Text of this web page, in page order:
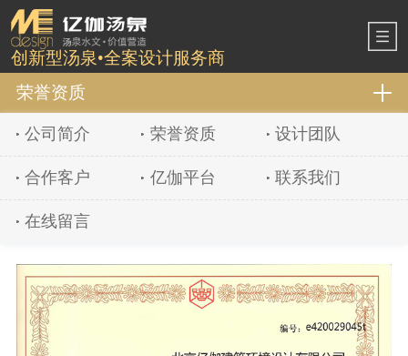
创新型汤泉•全案设计服务商
荣誉资质
公司简介 荣誉资质 设计团队
合作客户 亿伽平台 联系我们
在线留言